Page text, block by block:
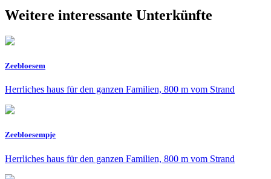
Weitere interessante Unterkünfte
Zeebloesem
Herrliches haus für den ganzen Familien, 800 m vom Strand
Zeebloesempje
Herrliches haus für den ganzen Familien, 800 m vom Strand